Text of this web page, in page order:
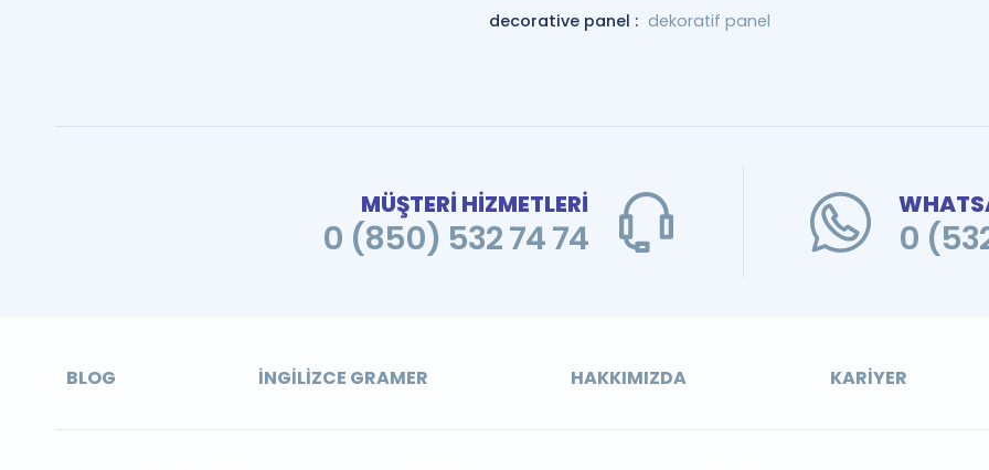
decorative panel : dekoratif panel
MÜŞTERİ HİZMETLERİ
0 (850) 532 74 74 0
BLOG İNGILIZCE GRAMER HAKKIMIZDA KARIYER